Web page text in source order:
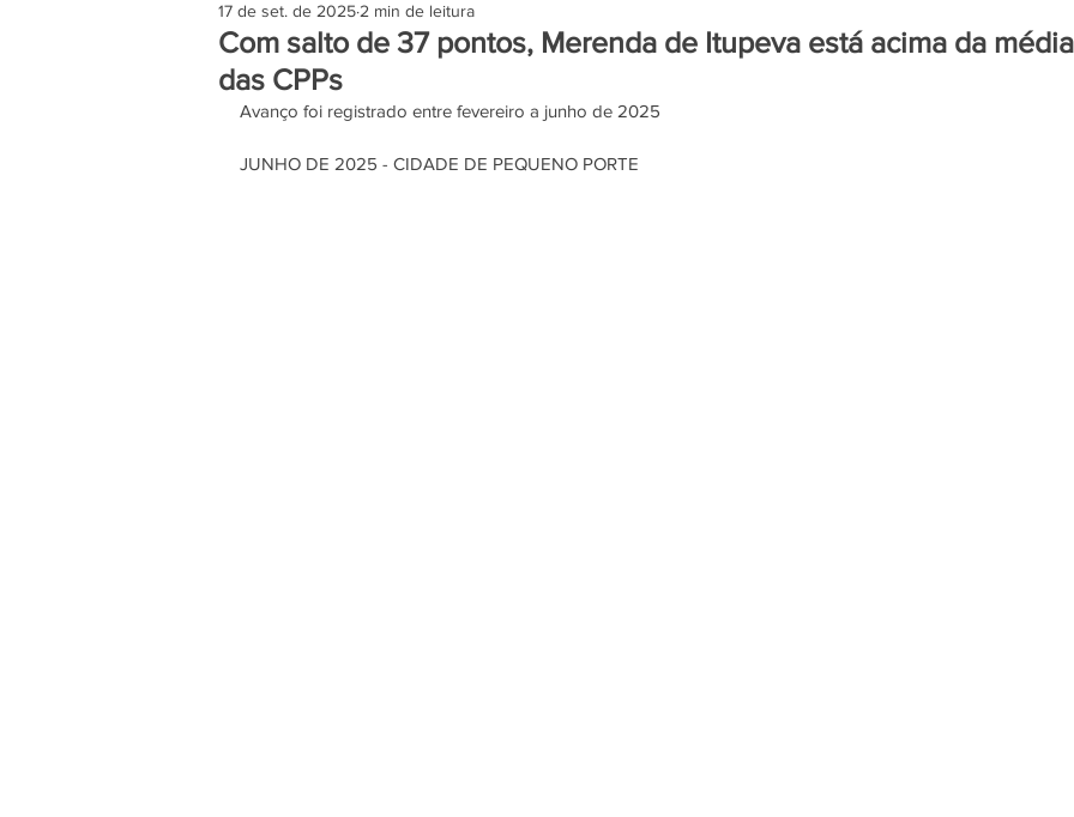
Com salto de 37 pontos, Merenda de Itupeva está acima da média
das CPPs
17 de set. de 2025 2 min de leitura
Avanço foi registrado entre fevereiro a junho de 2025
JUNHO DE 2025 - CIDADE DE PEQUENO PORTE